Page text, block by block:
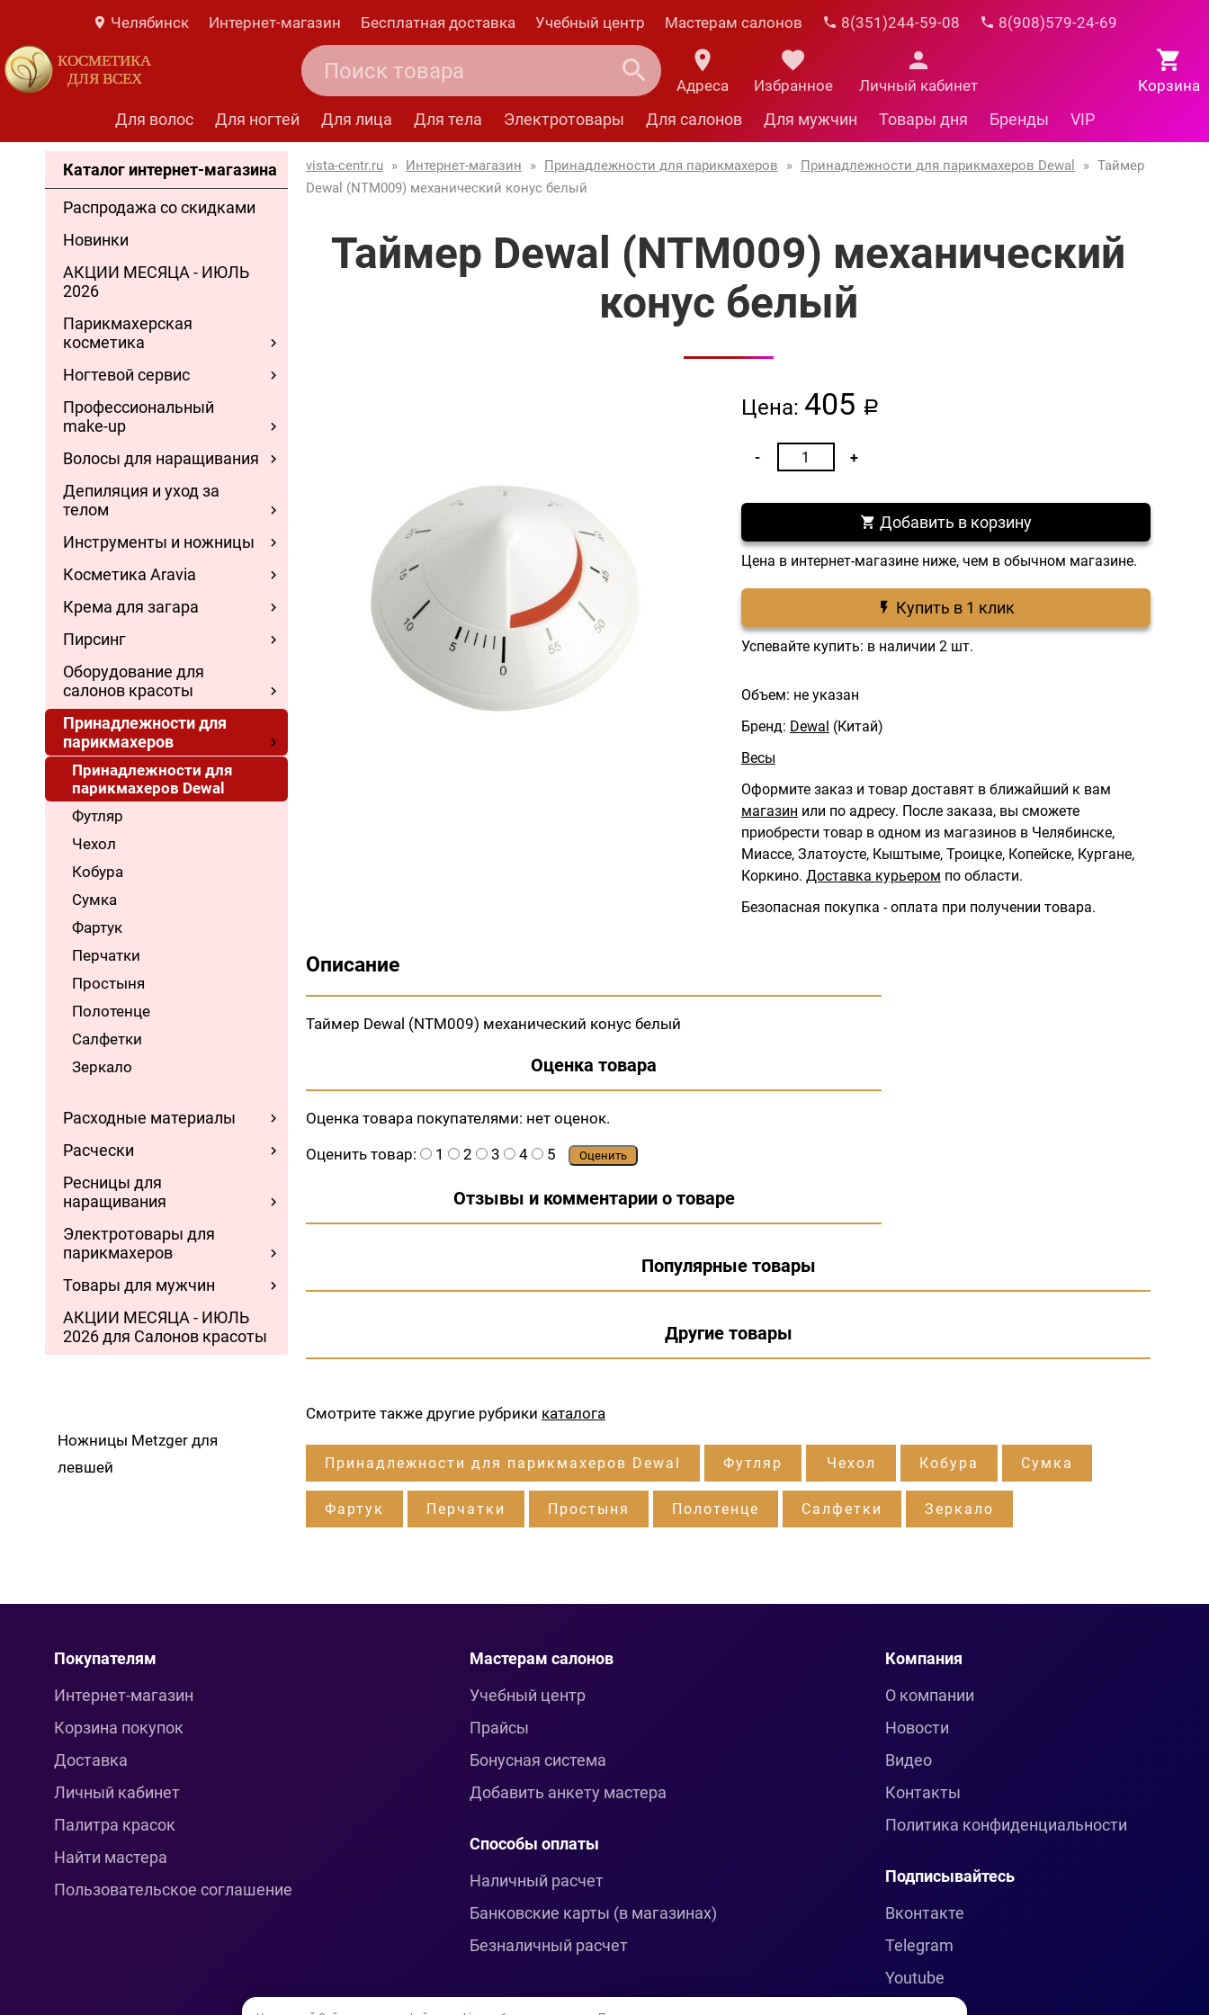
Челябинск Интернет-магазин Бесплатная доставка Учебный центр Мастерам салонов 8(351)244-59-08 8(908)579-24-69
КОСМЕТИКА
ДЛЯ ВСЕХ
Корзина
Адреса Избранное Личный кабинет
Для волос Для ногтей Для лица Для тела Электротовары Для салонов Для мужчин Товары дня Бренды VIP
Каталог интернет-магазина
Распродажа со скидками
Новинки
АКЦИИ МЕСЯЦА - ИЮЛЬ
2026
Парикмахерская
косметика
Ногтевой сервис
Профессиональный
make-up
Волосы для наращивания
Депиляция и уход за
телом
Инструменты и ножницы
Косметика Aravia
Крема для загара
Пирсинг
Оборудование для
салонов красоты
Принадлежности для
парикмахеров
Принадлежности для
парикмахеров Dewal
Футляр
Чехол
Кобура
Сумка
Фартук
Перчатки
Простыня
Полотенце
Салфетки
Зеркало
Расходные материалы
Расчески
Ресницы для
наращивания
Электротовары для
парикмахеров
Товары для мужчин
АКЦИИ МЕСЯЦА - ИЮЛЬ
2026 для Салонов красоты
Ножницы Metzger для
левшей
vista-centr.ru » Интернет-магазин » Принадлежности для парикмахеров » Принадлежности для парикмахеров Dewal » Таймер
Dewal (NTM009) механический конус белый
Таймер Dewal (NTM009) механический
конус белый
Цена: 405 a
Добавить в корзину
Цена в интернет-магазине ниже, чем в обычном магазине.
Купить в 1 клик
Успевайте купить: в наличии 2 шт.
Объем: не указан
Бренд: Dewal (Китай)
Весы
Оформите заказ и товар доставят в ближайший к вам
магазин или по адресу. После заказа, вы сможете
приобрести товар в одном из магазинов в Челябинске,
Миассе, Златоусте, Кыштыме, Троицке, Копейске, Кургане,
Коркино. Доставка курьером по области.
Безопасная покупка - оплата при получении товара.
Описание
Таймер Dewal (NTM009) механический конус белый
Оценка товара
Оценка товара покупателями: нет оценок.
Оценить товар:
1 2 3 4 5 Оценить
Отзывы и комментарии о товаре
Популярные товары
Другие товары
Смотрите также другие рубрики каталога
Принадлежности для парикмахеров Dewal Футляр Чехол Кобура Сумка
Фартук Перчатки Простыня Полотенце Салфетки Зеркало
Покупателям
Интернет-магазин
Корзина покупок
Доставка
Личный кабинет
Палитра красок
Найти мастера
Пользовательское соглашение
Мастерам салонов
Учебный центр
Прайсы
Бонусная система
Добавить анкету мастера
Способы оплаты
Наличный расчет
Банковские карты (в магазинах)
Безналичный расчет
Компания
О компании
Новости
Видео
Контакты
Политика конфиденциальности
Подписывайтесь
Вконтакте
Telegram
Youtube